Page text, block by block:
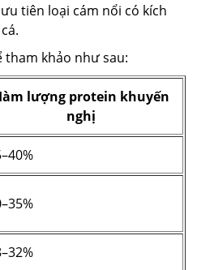
tiên loại cám nổi có kích
khảo như sau:
lượng protein khuyến
nghị